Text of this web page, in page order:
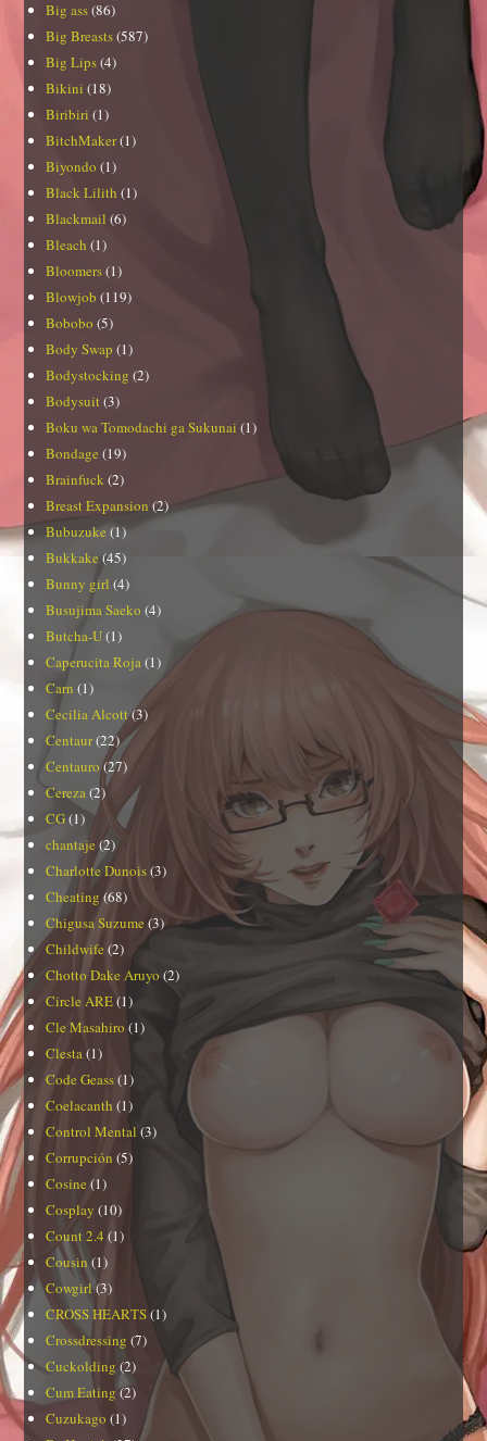
Big ass(86)
Big Breasts(587)
Big Lips(4)
Bikini (18)
Biribiri (1)
BitchMaker(1)
Biyondo (1)
Black Lilith (1)
Blackmail (6)
Bleach (1)
Bloomers(1)
Blowjob (119)
Bobobo (5)
Body Swap (1)
Bodystocking (2)
Bodysuit (3)
Boku wa Tomodachi ga Sukunai (1)
Bondage (19)
Brainfuck (2)
Breast Expansion (2)
Bubuzuke(1)
Bukkake (45)
Bunny girl (4)
Busujima Saeko (4)
Butcha-U(1)
Caperucita Roja(1)
Carn (1)
Cecilia Alcott(3)
Centaur(22)
Centauro(27)
Cereza(2)
CG(1)
chantaje (2)
Charlotte Dunois(3)
Cheating (68)
Chigusa Suzume (3)
Childwife (2)
Chotto Dake Aruyo (2)
Circle ARE(1)
Cle Masahiro (1)
Clesta(1)
Code Geass(1)
Coelacanth (1)
Control Mental (3)
Corrupción (5)
Cosine (1)
Cosplay (10)
Count 2.4 (1)
Cousin(1)
Cowgirl(3)
CROSS HEARTS(1)
Crossdressing (7)
Cuckolding (2)
Cum Eating(2)
Cuzukago (1)